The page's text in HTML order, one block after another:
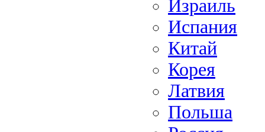
Израиль
Испания
Китай
Корея
Латвия
Польша